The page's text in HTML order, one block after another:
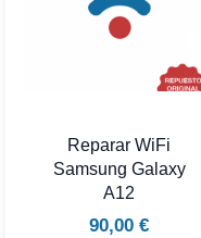
Reparar WiFi
Samsung Galaxy
A12
90,00 €